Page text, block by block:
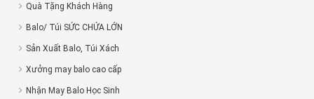
Quà Tặng Khách Hàng
Balo/ Túi SỨC CHỨA LỚN
Sản Xuất Balo, Túi Xách
Xưởng may balo cao cấp
Nhận May Balo Học Sinh